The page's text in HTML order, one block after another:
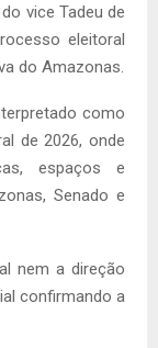
vice Tadeu de
eleitoral
do Amazonas.
como
de 2026, onde
espaços e
Senado e
nem a direção
confirmando a